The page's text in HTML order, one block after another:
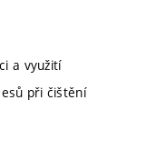
a využití
při čištění